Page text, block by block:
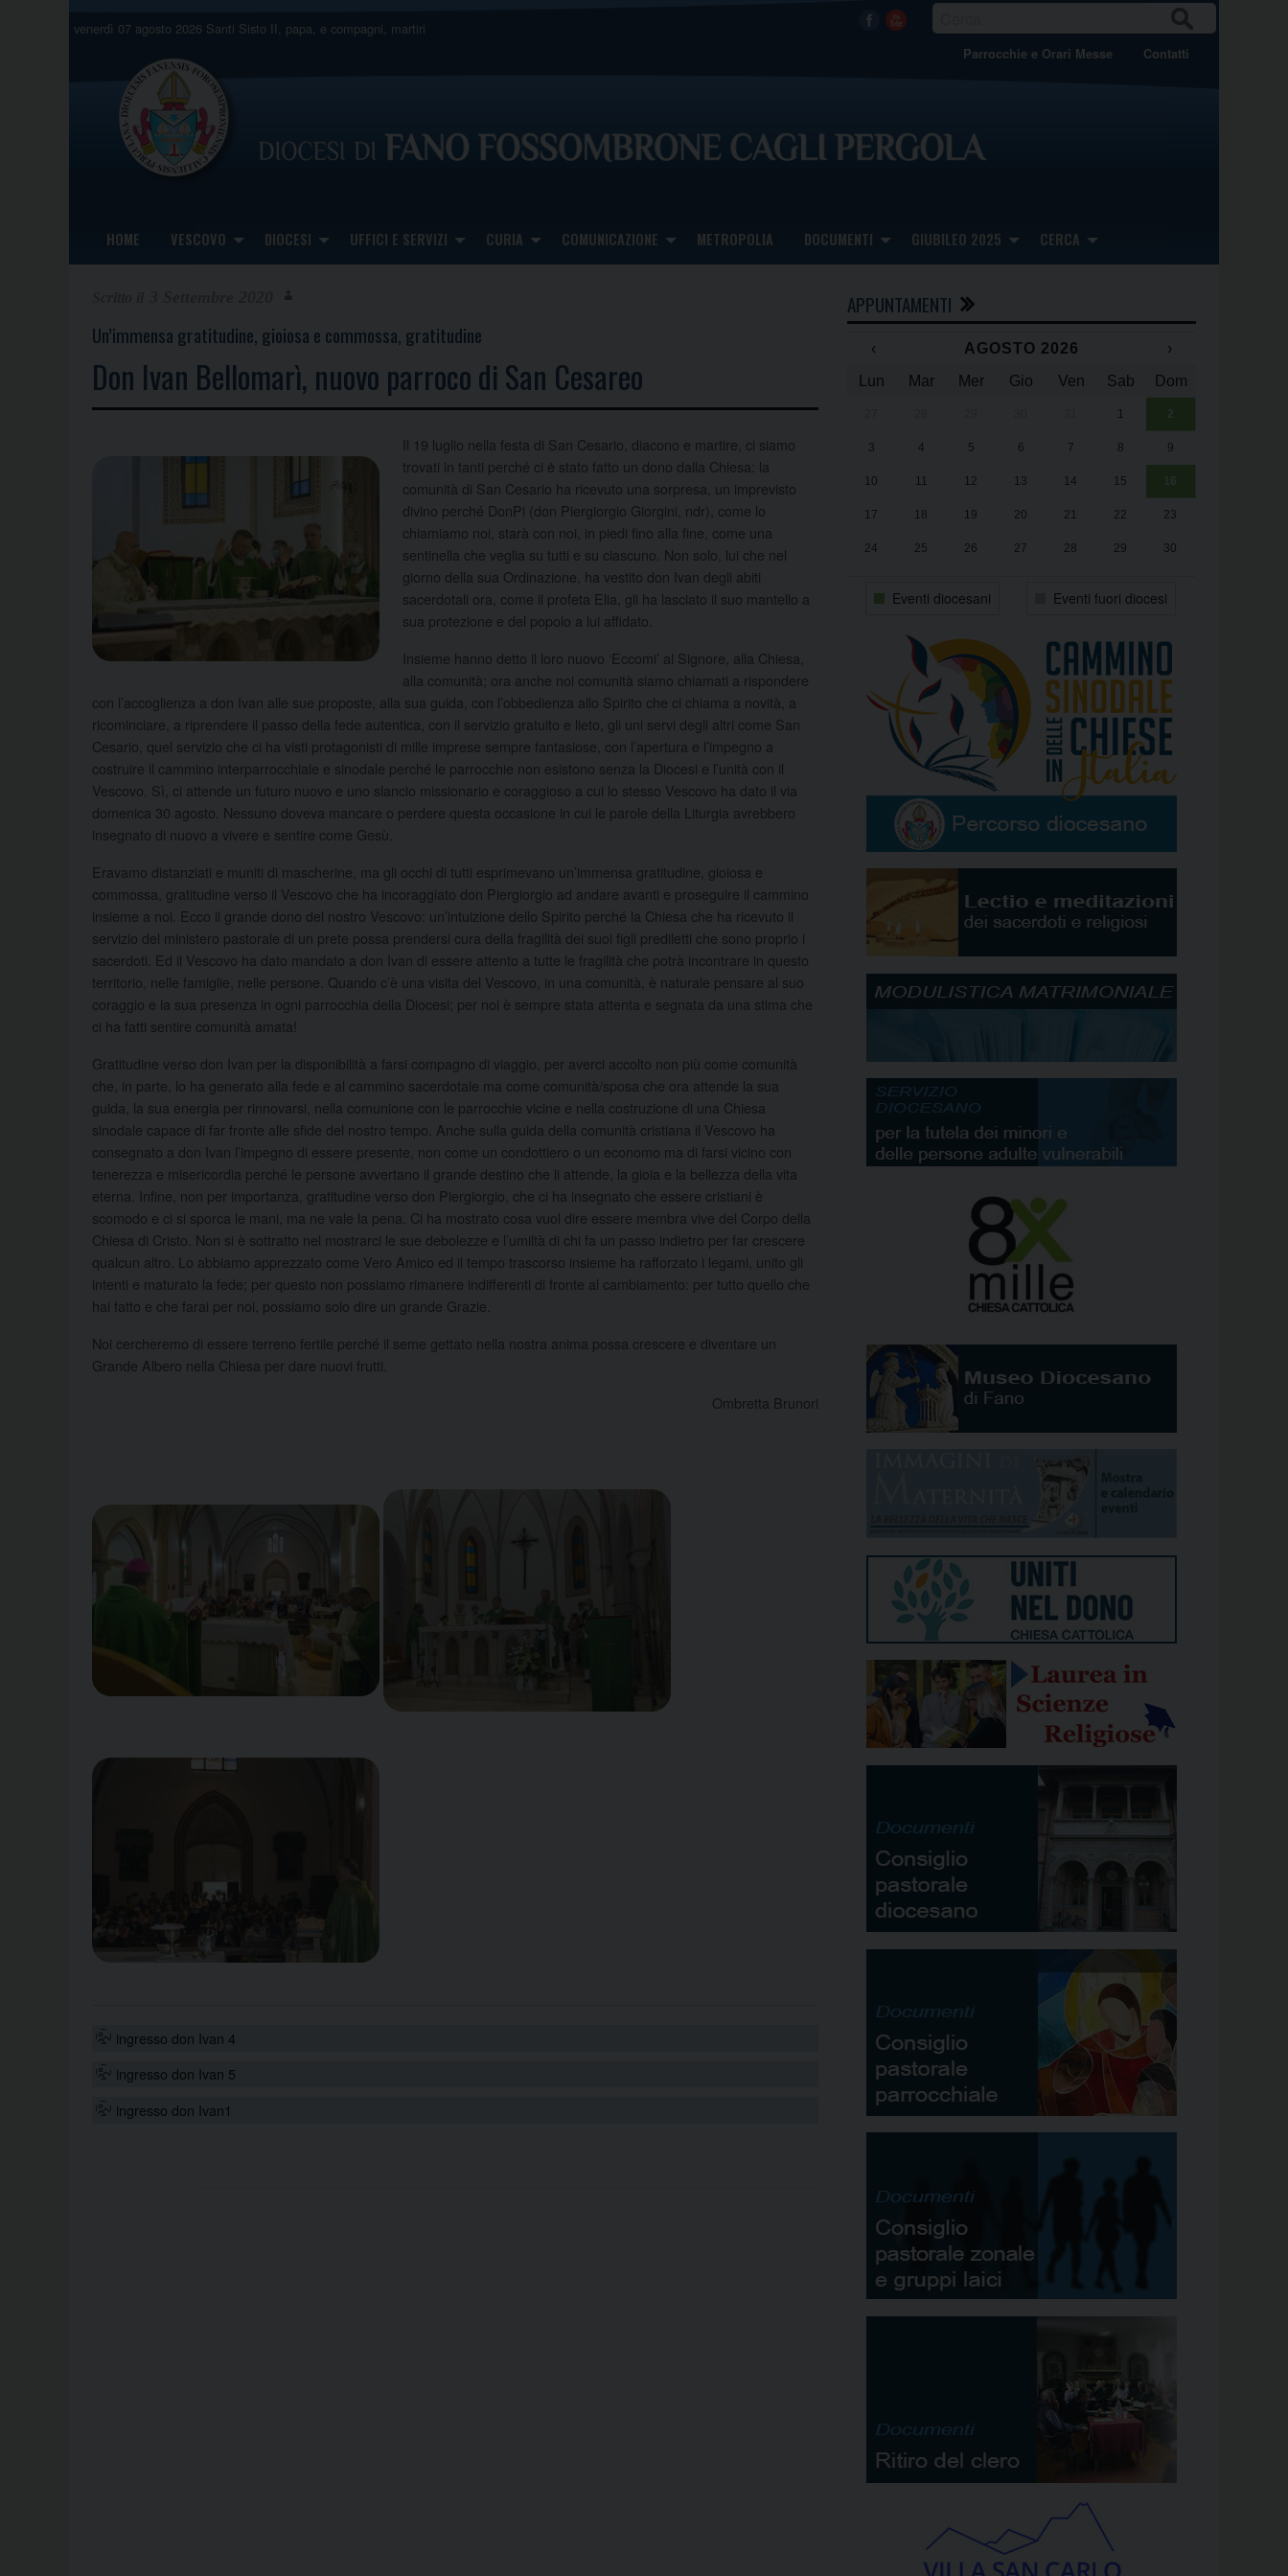
venerdì 07 agosto 2026 Santi Sisto II, papa, e compagni, martiri Facebook
Youtube CA
Parrocchie e Orari Messe Contatti
HOME VESCOVO DIOCESI UFFICI E SERVIZI CURIA COMUNICAZIONE METROPOLIA DOCUMENTI GIUBILEO 2025 CERCA
Un’immensa gratitudine, gioiosa e commossa, gratitudine
Don Ivan Bellomarì, nuovo parroco di San Cesareo
Il 19 luglio nella festa di San Cesario, diacono e martire, ci siamo
trovati in tanti perché ci ė stato fatto un dono dalla Chiesa: la
comunità di San Cesario ha ricevuto una sorpresa, un imprevisto
divino perché DonPi (don Piergiorgio Giorgini, ndr), come lo
chiamiamo noi, starà con noi, in piedi fino alla fine, come una
sentinella che veglia su tutti e su ciascuno. Non solo, lui che nel
giorno della sua Ordinazione, ha vestito don Ivan degli abiti
sacerdotali ora, come il profeta Elia, gli ha lasciato il suo mantello a
sua protezione e del popolo a lui affidato.
Insieme hanno detto il loro nuovo ‘Eccomi’ al Signore, alla Chiesa,
alla comunità; ora anche noi comunità siamo chiamati a rispondere
con l’accoglienza a don Ivan alle sue proposte, alla sua guida, con l’obbedienza allo Spirito che ci chiama a novità, a
ricominciare, a riprendere il passo della fede autentica, con il servizio gratuito e lieto, gli uni servi degli altri come San
Cesario, quel servizio che ci ha visti protagonisti di mille imprese sempre fantasiose, con l’apertura e l’impegno a
costruire il cammino interparrocchiale e sinodale perché le parrocchie non esistono senza la Diocesi e l’unità con il
Vescovo. Sì, ci attende un futuro nuovo e uno slancio missionario e coraggioso a cui lo stesso Vescovo ha dato il via
domenica 30 agosto. Nessuno doveva mancare o perdere questa occasione in cui le parole della Liturgia avrebbero
insegnato di nuovo a vivere e sentire come Gesù.
Eravamo distanziati e muniti di mascherine, ma gli occhi di tutti esprimevano un’immensa gratitudine, gioiosa e
commossa, gratitudine verso il Vescovo che ha incoraggiato don Piergiorgio ad andare avanti e proseguire il cammino
insieme a noi. Ecco il grande dono del nostro Vescovo: un’intuizione dello Spirito perché la Chiesa che ha ricevuto il
servizio del ministero pastorale di un prete possa prendersi cura della fragilità dei suoi figli prediletti che sono proprio i
sacerdoti. Ed il Vescovo ha dato mandato a don Ivan di essere attento a tutte le fragilità che potrà incontrare in questo
territorio, nelle famiglie, nelle persone. Quando c’è una visita del Vescovo, in una comunità, è naturale pensare al suo
coraggio e la sua presenza in ogni parrocchia della Diocesi; per noi è sempre stata attenta e segnata da una stima che
ci ha fatti sentire comunità amata!
Gratitudine verso don Ivan per la disponibilità a farsi compagno di viaggio, per averci accolto non più come comunità
che, in parte, lo ha generato alla fede e al cammino sacerdotale ma come comunità/sposa che ora attende la sua
guida, la sua energia per rinnovarsi, nella comunione con le parrocchie vicine e nella costruzione di una Chiesa
sinodale capace di far fronte alle sfide del nostro tempo. Anche sulla guida della comunità cristiana il Vescovo ha
consegnato a don Ivan l’impegno di essere presente, non come un condottiero o un economo ma di farsi vicino con
tenerezza e misericordia perché le persone avvertano il grande destino che li attende, la gioia e la bellezza della vita
eterna. Infine, non per importanza, gratitudine verso don Piergiorgio, che ci ha insegnato che essere cristiani è
scomodo e ci si sporca le mani, ma ne vale la pena. Ci ha mostrato cosa vuol dire essere membra vive del Corpo della
Chiesa di Cristo. Non si è sottratto nel mostrarci le sue debolezze e l’umiltà di chi fa un passo indietro per far crescere
qualcun altro. Lo abbiamo apprezzato come Vero Amico ed il tempo trascorso insieme ha rafforzato i legami, unito gli
intenti e maturato la fede; per questo non possiamo rimanere indifferenti di fronte al cambiamento: per tutto quello che
hai fatto e che farai per noi, possiamo solo dire un grande Grazie.
Noi cercheremo di essere terreno fertile perché il seme gettato nella nostra anima possa crescere e diventare un
Grande Albero nella Chiesa per dare nuovi frutti.
Ombretta Brunori
ingresso don Ivan 4
ingresso don Ivan 5
ingresso don Ivan1
APPUNTAMENTI
‹ AGOSTO 2026
›
Lun
Mar Mer Gio Ven Sab Dom
1 2
3 4 5 6 7 8 9
10 11 12 13 14 15 16
17 18 19 20 21 22 23
24 25 26 27 28 29 30
Eventi diocesani Eventi fuori diocesi